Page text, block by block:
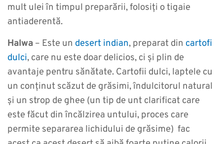
mult ulei în timpul preparării, folosiți o tigaie
antiaderentă.
Halwa – Este un desert indian, preparat din cartofi
dulci, care nu este doar delicios, ci și plin de
avantaje pentru sănătate. Cartofii dulci, laptele cu
un conținut scăzut de grăsimi, îndulcitorul natural
și un strop de ghee (un tip de unt clarificat care
este făcut din încălzirea untului, proces care
permite separarea lichidului de grăsime) fac